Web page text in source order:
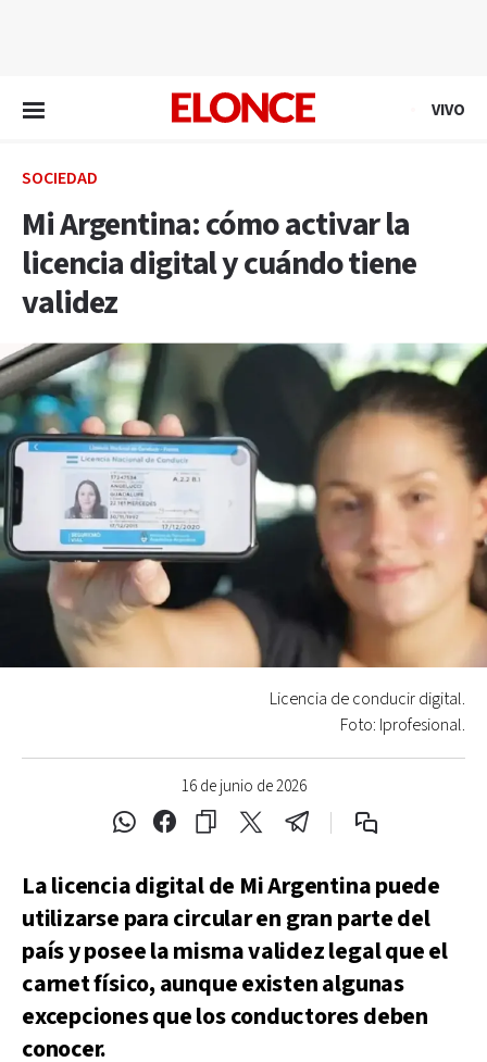
VIVO
SOCIEDAD
Mi Argentina: cómo activar la
licencia digital y cuándo tiene
validez
16 de junio de 2026
Licencia de conducir digital.
Foto: Iprofesional.
La licencia digital de Mi Argentina puede
utilizarse para circular en gran parte del
país y posee la misma validez legal que el
carnet físico, aunque existen algunas
excepciones que los conductores deben
conocer.